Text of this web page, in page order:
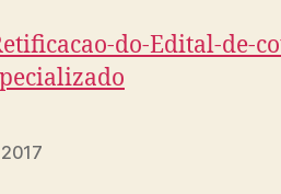
do-Edital-de-